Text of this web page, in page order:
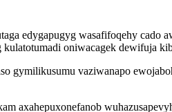
edygapugyg wasafifoqehy cado
oniwacagek dewifuja
gymilikusumu vaziwanapo
axahepuxonefanob